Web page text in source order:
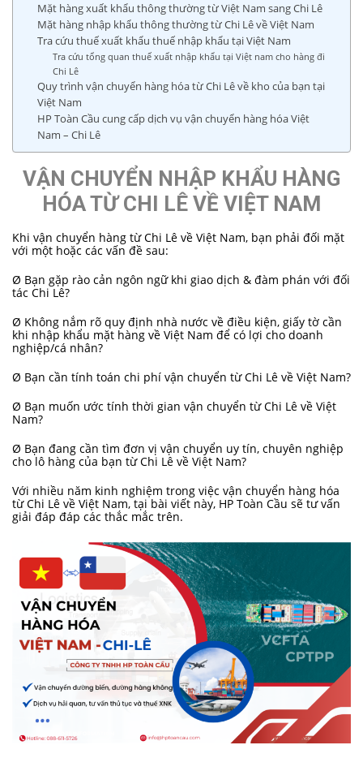
Mặt hàng xuất khẩu thông thường từ Việt Nam sang Chi Lê
Mặt hàng nhập khẩu thông thường từ Chi Lê về Việt Nam
Tra cứu thuế xuất khẩu thuế nhập khẩu tại Việt Nam
Tra cứu tổng quan thuế xuất nhập khẩu tại Việt nam cho hàng đi
Chi Lê
Quy trình vận chuyển hàng hóa từ Chi Lê về kho của bạn tại
Việt Nam
HP Toàn Cầu cung cấp dịch vụ vận chuyển hàng hóa Việt
Nam – Chi Lê
VẬN CHUYỂN NHẬP KHẨU HÀNG
HÓA TỪ CHI LÊ VỀ VIỆT NAM
Khi vận chuyển hàng từ Chi Lê về Việt Nam, bạn phải đối mặt
với một hoặc các vấn đề sau:
Ø Bạn gặp rào cản ngôn ngữ khi giao dịch & đàm phán với đối
tác Chi Lê?
Ø Không nắm rõ quy định nhà nước về điều kiện, giấy tờ cần
khi nhập khẩu mặt hàng về Việt Nam để có lợi cho doanh
nghiệp/cá nhân?
Ø Bạn cần tính toán chi phí vận chuyển từ Chi Lê về Việt Nam?
Ø Bạn muốn ước tính thời gian vận chuyển từ Chi Lê về Việt
Nam?
Ø Bạn đang cần tìm đơn vị vận chuyển uy tín, chuyên nghiệp
cho lô hàng của bạn từ Chi Lê về Việt Nam?
Với nhiều năm kinh nghiệm trong việc vận chuyển hàng hóa
từ Chi Lê về Việt Nam, tại bài viết này, HP Toàn Cầu sẽ tư vấn
giải đáp đáp các thắc mắc trên.